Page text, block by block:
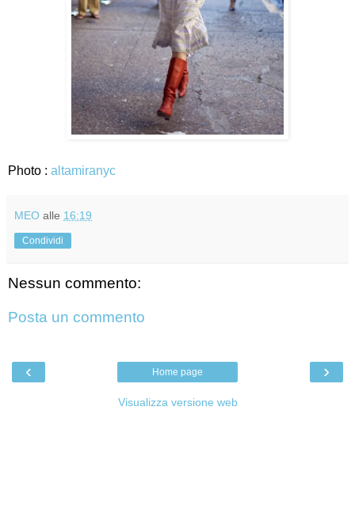
Photo : altamiranyc
MEO alle 16:19
Condividi
Nessun commento:
Posta un commento
‹ ›
Home page
Visualizza versione web